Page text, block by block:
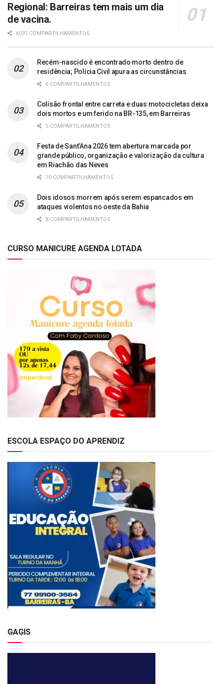
Regional: Barreiras tem mais um dia
de vacina.
6031 COMPARTILHAMENTOS
Recém-nascido é encontrado morto dentro de
residência; Polícia Civil apura as circunstâncias
6 COMPARTILHAMENTOS
Colisão frontal entre carreta e duas motocicletas deixa
dois mortos e um ferido na BR-135, em Barreiras
5 COMPARTILHAMENTOS
Festa de Sant’Ana 2026 tem abertura marcada por
grande público, organização e valorização da cultura
em Riachão das Neves
10 COMPARTILHAMENTOS
Dois idosos morrem após serem espancados em
ataques violentos no oeste da Bahia
8 COMPARTILHAMENTOS
CURSO MANICURE AGENDA LOTADA
ESCOLA ESPAÇO DO APRENDIZ
GAGIS